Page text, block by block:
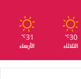
30
℃
الثلاثاء
31
℃
الأربعاء